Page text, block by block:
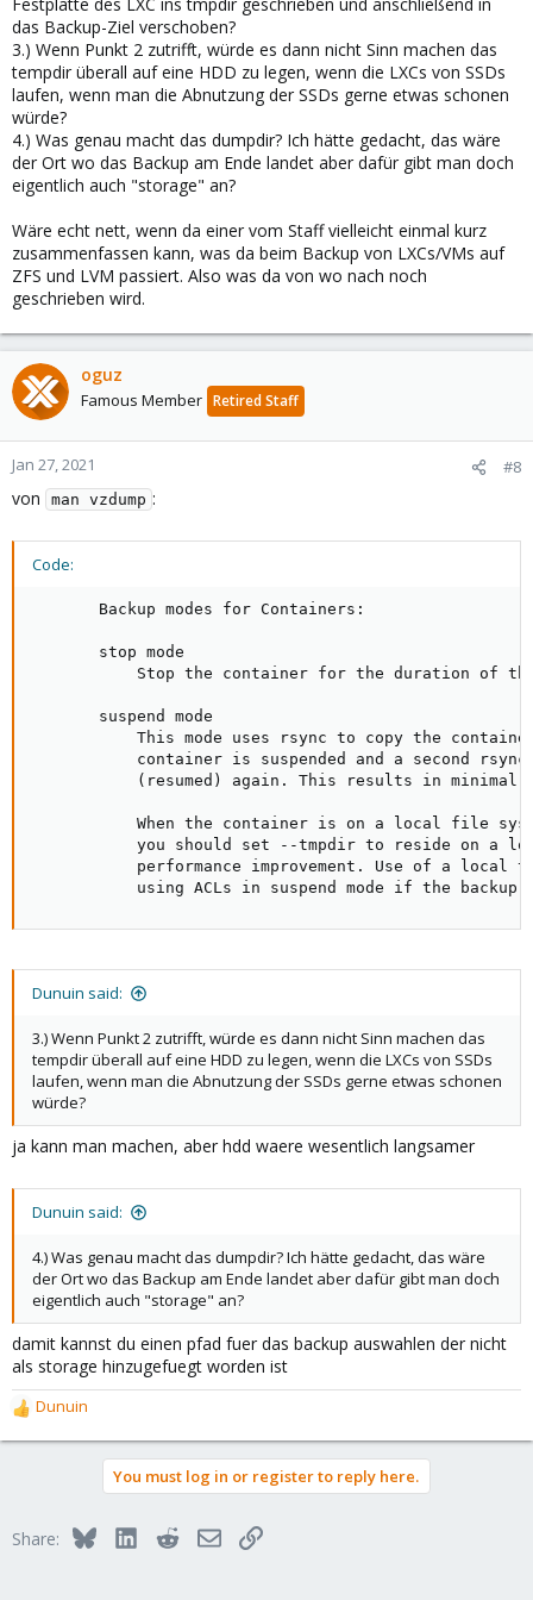
das Backup-Ziel verschoben?
3.) Wenn Punkt 2 zutrifft, würde es dann nicht Sinn machen das
tempdir überall auf eine HDD zu legen, wenn die LXCs von SSDs
laufen, wenn man die Abnutzung der SSDs gerne etwas schonen
würde?
4.) Was genau macht das dumpdir? Ich hätte gedacht, das wäre
der Ort wo das Backup am Ende landet aber dafür gibt man doch
eigentlich auch "storage" an?
Wäre echt nett, wenn da einer vom Staff vielleicht einmal kurz
zusammenfassen kann, was da beim Backup von LXCs/VMs auf
ZFS und LVM passiert. Also was da von wo nach noch
geschrieben wird.
oguz
Famous Member Retired Staff
Jan 27, 2021 #8
von man vzdump :
Code:
       Backup modes for Containers:
       stop mode
Stop the container for the duration of
       suspend mode
This mode uses rsync to copy the
container is suspended and a second
(resumed) again. This results in minimal
When the container is on a local file
you should set --tmpdir to reside on a
performance improvement. Use of a local
using ACLs in suspend mode if the backup
Dunuin said:
3.) Wenn Punkt 2 zutrifft, würde es dann nicht Sinn machen das
tempdir überall auf eine HDD zu legen, wenn die LXCs von SSDs
laufen, wenn man die Abnutzung der SSDs gerne etwas schonen
würde?
ja kann man machen, aber hdd waere wesentlich langsamer
Dunuin said:
4.) Was genau macht das dumpdir? Ich hätte gedacht, das wäre
der Ort wo das Backup am Ende landet aber dafür gibt man doch
eigentlich auch "storage" an?
damit kannst du einen pfad fuer das backup auswahlen der nicht
als storage hinzugefuegt worden ist
R
e
o
Dunuin
You must log in or register to reply here.
Share: BlueskyLinkedInRedditEmailLink